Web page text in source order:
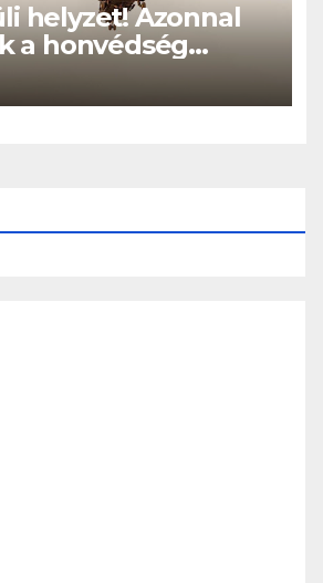
helyzet! Azonnal
a honvédség
óriási a baj
– Kiadták a